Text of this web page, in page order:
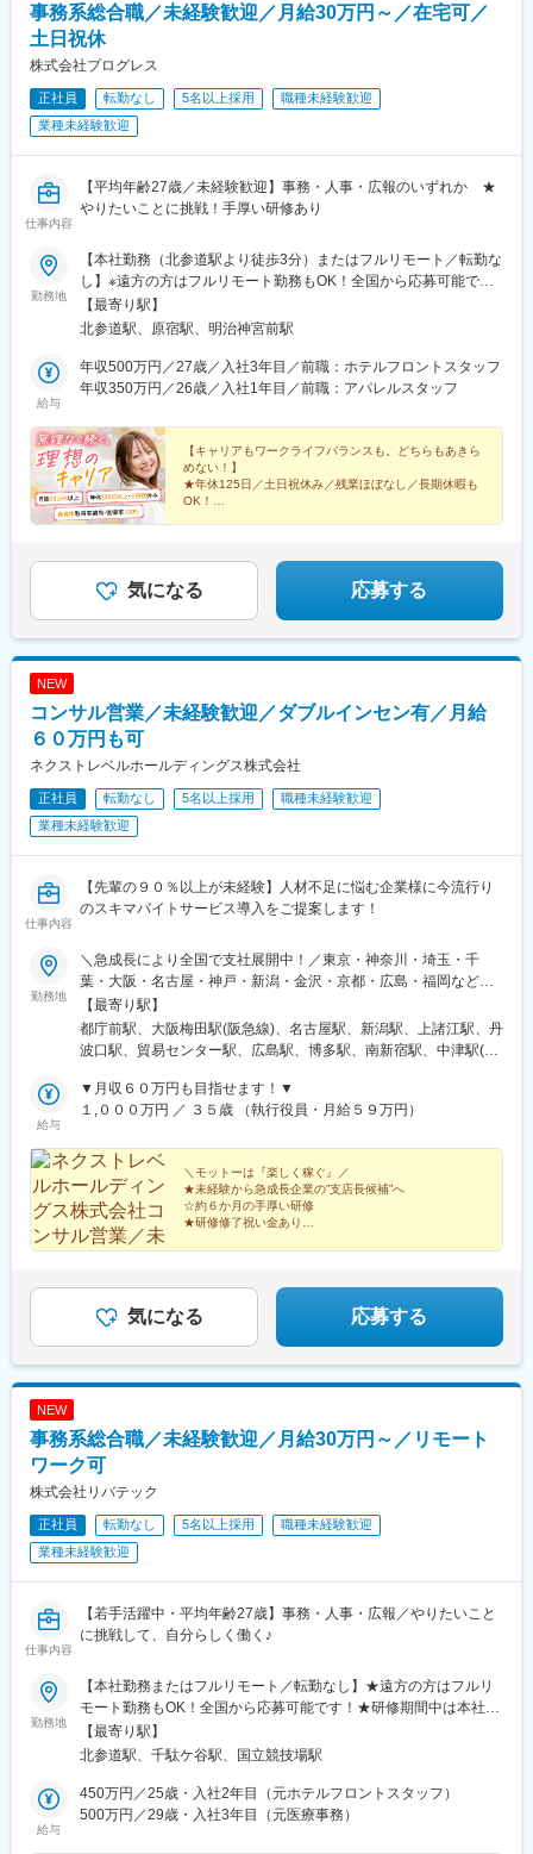
目駅、海老江駅、忠岡駅、樽井駅、彩都西駅、武庫川団地前駅、
道場南口駅、妙法寺駅(兵庫県)、東福山駅、名島駅、土井駅、整備
場駅、馬喰町駅、汐留駅、門前仲町駅、東京ディズニーランド・
ステーション駅、花月総持寺駅、平沼橋駅、平津駅、東花園駅、
中崎町駅、野田阪神駅、天空橋駅、東日本橋駅、内幸町駅、リゾ
ートゲートウェイ・ステーション駅、西横浜駅、天満駅、野田駅
(阪神線)
事務系総合職／未経験歓迎／月給30万円～／在宅可／
土日祝休
株式会社プログレス
正社員 転勤なし 5名以上採用
職種未経験歓迎
業種未経験歓迎
仕事内容
【平均年齢27歳／未経験歓迎】事務・人事・広報のいずれか ★
やりたいことに挑戦！手厚い研修あり
勤務地
【本社勤務（北参道駅より徒歩3分）またはフルリモート／転勤な
し】※遠方の方はフルリモート勤務もOK！全国から応募可能で
す！※研修は本社（東京）にて実施■本社東京都渋谷区千駄ヶ谷3-
51-10 PORTALPOINT HARAJUKU FD-13＜アクセス＞・東京メ
線「千駄ヶ谷駅」より徒歩8分・都営地下鉄「国立競技場駅」A4
出口より徒歩8分＝＝＝＝＝＝＝＝＞＞★check！◎安心して上京
越し支援・家賃補助などをサポートします。◎独り立ち後はリモ
ートワークが可能週3日リモートワークの先輩も。遠方の方はフル
リモート勤務もOK！ライフステージの変化に合わせて、柔軟な働
き方ができます。
【最寄り駅】
北参道駅、原宿駅、明治神宮前駅
給与
年収500万円／27歳／入社3年目／前職：ホテルフロントスタッフ
年収350万円／26歳／入社1年目／前職：アパレルスタッフ
【キャリアもワークライフバランスも。どちらもあきら
めない！】
★年休125日／土日祝休み／残業ほぼなし／長期休暇も
OK！
気になる 応募する
NEW
コンサル営業／未経験歓迎／ダブルインセン有／月給
６０万円も可
ネクストレベルホールディングス株式会社
正社員 転勤なし 5名以上採用
職種未経験歓迎
業種未経験歓迎
仕事内容
【先輩の９０％以上が未経験】人材不足に悩む企業様に今流行り
のスキマバイトサービス導入をご提案します！
勤務地
＼急成長により全国で支社展開中！／東京・神奈川・埼玉・千
葉・大阪・名古屋・神戸・新潟・金沢・京都・広島・福岡などで
募集中！★東京、大阪、名古屋、福岡は急募のため、特に選考優
遇します★◎勤務地は希望を考慮し、決定します。◎本人希望以
外での転勤はありません。◎マイカー通勤可（新潟支店、金沢支
本社／「梅田駅」徒歩5分、「大阪駅」徒歩8分■新潟支店／「新
潟駅」徒歩8分■金沢支店／「上諸江駅」徒歩20分■名古屋支店／
「三宮駅」徒歩5分■京都支店／「丹波口駅」徒歩5分■広島支店／
「広島駅」徒歩7分■福岡支店／「博多駅」徒歩10分
【最寄り駅】
都庁前駅、大阪梅田駅(阪急線)、名古屋駅、新潟駅、上諸江駅、丹
波口駅、貿易センター駅、広島駅、博多駅、南新宿駅、中津駅(地
駅、中津駅(大阪府・阪急線)、神戸三宮駅(阪神)、猿猴橋町駅
給与
▼月収６０万円も目指せます！▼
１,０００万円 ／ ３５歳 （執行役員・月給５９万円）
＼モットーは『楽しく稼ぐ』／
★未経験から急成長企業の”支店長候補”へ
☆約６か月の手厚い研修
★研修修了祝い金あり
★個人＋支店のダブルインセン
★最短入社１年半で営業部長へ昇格実績あり
気になる 応募する
NEW
事務系総合職／未経験歓迎／月給30万円～／リモート
ワーク可
株式会社リバテック
正社員 転勤なし 5名以上採用
職種未経験歓迎
業種未経験歓迎
仕事内容
【若手活躍中・平均年齢27歳】事務・人事・広報／やりたいこと
に挑戦して、自分らしく働く♪
勤務地
【本社勤務またはフルリモート／転勤なし】★遠方の方はフルリ
モート勤務もOK！全国から応募可能です！★研修期間中は本社に
出社して研修を受けていただきます。（借り上げ社宅や住宅サポ
ート制度あり）本社／東京都渋谷区千駄ヶ谷3-20-3 kurumi build.
分・JR中央本線「千駄ヶ谷駅」より徒歩9分・都営地下鉄大江戸
線「国立競技場駅」より徒歩9分・JR山手線「原宿駅」より徒歩7
【最寄り駅】
北参道駅、千駄ケ谷駅、国立競技場駅
給与
450万円／25歳・入社2年目（元ホテルフロントスタッフ）
500万円／29歳・入社3年目（元医療事務）